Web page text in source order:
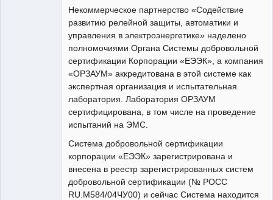
Некоммерческое партнерство «Содействие
развитию релейной защиты, автоматики и
управления в электроэнергетике» наделено
полномочиями Органа Системы добровольной
сертификации Корпорации «ЕЭЭК», а компания
«ОРЗАУМ» аккредитована в этой системе как
экспертная организация и испытательная
лаборатория. Лаборатория ОРЗАУМ
сертифицирована, в том числе на проведение
испытаний на ЭМС.
Система добровольной сертификации
корпорации «ЕЭЭК» зарегистрирована и
внесена в реестр зарегистрированных систем
добровольной сертификации (№ РОСС
RU.M584/04ЧУ00) и сейчас Система находится